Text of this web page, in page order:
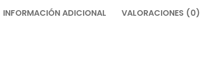
INFORMACIÓN ADICIONAL VALORACIONES (0)